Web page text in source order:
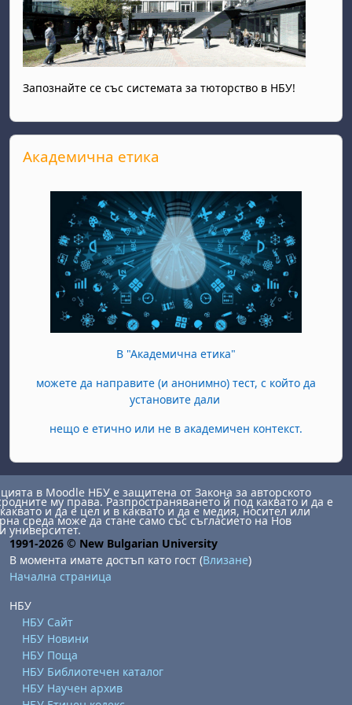
Запознайте се със системата за тюторство в НБУ!
Прескочи Академична етика
Академична етика
В "Академична етика"
можете да направите (и анонимно) тест, с който да
установите дали
нещо е етично или не в академичен контекст.
в Moodle НБУ е защитена от Закона за авторското
му права. Разпространяването й под каквато и да е
и да е цел и в каквато и да е медия, носител или
среда може да стане само със съгласието на Нов
университет.
1991-2026 © New Bulgarian University
В момента имате достъп като гост (Влизане)
Начална страница
НБУ
НБУ Сайт
НБУ Новини
НБУ Поща
НБУ Библиотечен каталог
НБУ Научен архив